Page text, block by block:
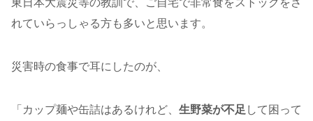
れていらっしゃる方も多いと思います。
災害時の食事で耳にしたのが、
「カップ麺や缶詰はあるけれど、 生野菜が不足 して困って